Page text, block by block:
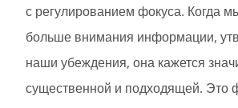
с регулированием фокуса. Когда
больше внимания информации,
наши убеждения, она кажется
существенной и подходящей. Это